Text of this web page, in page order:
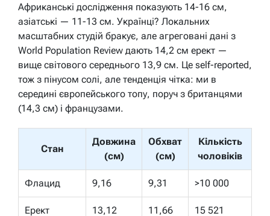
Африканські дослідження показують 14-16 см,
азіатські — 11-13 см. Українці? Локальних
масштабних студій бракує, але агреговані дані з
World Population Review дають 14,2 см ерект —
вище світового середнього 13,9 см. Це self-reported,
тож з пінусом солі, але тенденція чітка: ми в
середині європейського топу, поруч з британцями
(14,3 см) і французами.
Стан
Довжина
(см)
Обхват
(см)
Кількість
чоловіків
Флацид 9,16 9,31 >10 000
Ерект 13,12 11,66 15 521